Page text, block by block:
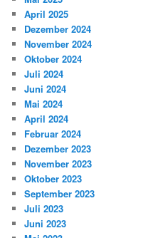
April 2025
Dezember 2024
November 2024
Oktober 2024
Juli 2024
Juni 2024
Mai 2024
April 2024
Februar 2024
Dezember 2023
November 2023
Oktober 2023
September 2023
Juli 2023
Juni 2023